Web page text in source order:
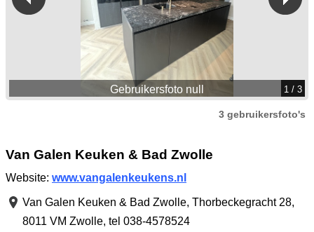
Gebruikersfoto null 1 / 3
3 gebruikersfoto's
Van Galen Keuken & Bad Zwolle
Website: www.vangalenkeukens.nl
Van Galen Keuken & Bad Zwolle, Thorbeckegracht 28,
8011 VM Zwolle, tel 038-4578524